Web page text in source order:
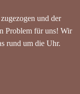
und der
Problem für uns! Wir
rund um die Uhr.